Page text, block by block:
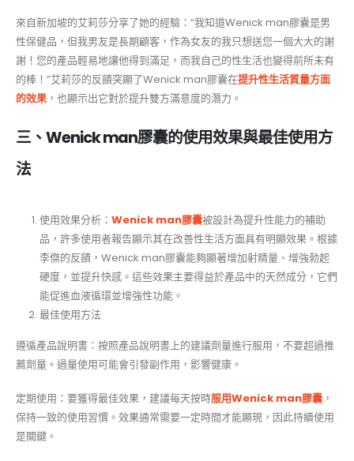
來自新加坡的艾莉莎分享了她的經驗：“我知道Wenick man膠囊是男
性保健品，但我男友是長期顧客，作為女友的我只想送您一個大大的謝
謝！您的產品輕易地讓他得到滿足，而我自己的性生活也變得前所未有
的棒！”艾莉莎的反饋突顯了Wenick man膠囊在提升性生活質量方面
的效果 ，也顯示出它對於提升雙方滿意度的潛力。
三、Wenick man膠囊的使用效果與最佳使用方
法
使用效果分析： Wenick man膠囊被設計為提升性能力的補助
品，許多使用者報告顯示其在改善性生活方面具有明顯效果。根據
李傑的反饋，Wenick man膠囊能夠顯著增加射精量、增強勃起
硬度，並提升快感。這些效果主要得益於產品中的天然成分，它們
能促進血液循環並增強性功能。
最佳使用方法
遵循產品說明書：按照產品說明書上的建議劑量進行服用，不要超過推
薦劑量。過量使用可能會引發副作用，影響健康。
定期使用：要獲得最佳效果，建議每天按時服用Wenick man膠囊 ，
保持一致的使用習慣。效果通常需要一定時間才能顯現，因此持續使用
是關鍵。